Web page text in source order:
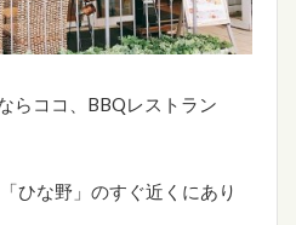
らココ、BBQレストラン
ひな野」のすぐ近くにあり